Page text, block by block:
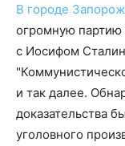
В городе
огромную партию
с Иосифом
и так далее.
доказательства
уголовного